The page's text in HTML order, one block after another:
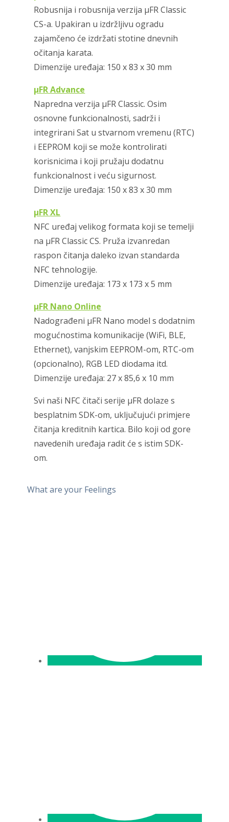
Robusnija i robusnija verzija μFR Classic
CS-a. Upakiran u izdržljivu ogradu
zajamčeno će izdržati stotine dnevnih
očitanja karata.
Dimenzije uređaja: 150 x 83 x 30 mm
μFR Advance
Napredna verzija μFR Classic. Osim
osnovne funkcionalnosti, sadrži i
integrirani Sat u stvarnom vremenu (RTC)
i EEPROM koji se može kontrolirati
korisnicima i koji pružaju dodatnu
funkcionalnost i veću sigurnost.
Dimenzije uređaja: 150 x 83 x 30 mm
μFR XL
NFC uređaj velikog formata koji se temelji
na μFR Classic CS. Pruža izvanredan
raspon čitanja daleko izvan standarda
NFC tehnologije.
Dimenzije uređaja: 173 x 173 x 5 mm
μFR Nano Online
Nadograđeni μFR Nano model s dodatnim
mogućnostima komunikacije (WiFi, BLE,
Ethernet), vanjskim EEPROM-om, RTC-om
(opcionalno), RGB LED diodama itd.
Dimenzije uređaja: 27 x 85,6 x 10 mm
Svi naši NFC čitači serije μFR dolaze s
besplatnim SDK-om, uključujući primjere
čitanja kreditnih kartica. Bilo koji od gore
navedenih uređaja radit će s istim SDK-
om.
What are your Feelings